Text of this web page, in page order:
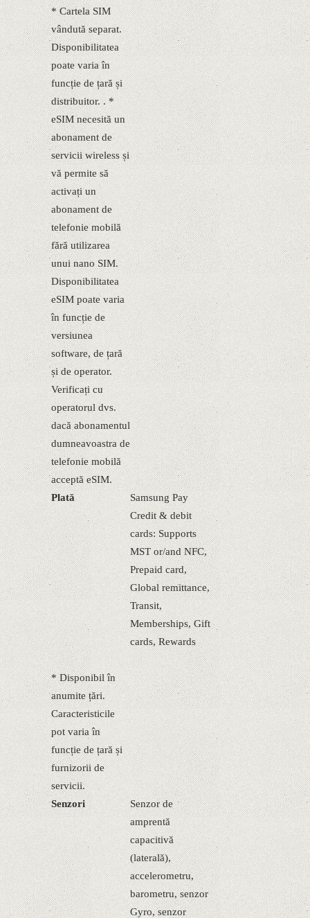
* Cartela SIM
vândută separat.
Disponibilitatea
poate varia în
funcție de țară și
distribuitor. . *
eSIM necesită un
abonament de
servicii wireless și
vă permite să
activați un
abonament de
telefonie mobilă
fără utilizarea
unui nano SIM.
Disponibilitatea
eSIM poate varia
în funcție de
versiunea
software, de țară
și de operator.
Verificați cu
operatorul dvs.
dacă abonamentul
dumneavoastra de
telefonie mobilă
acceptă eSIM.
Plată
Samsung Pay
Credit & debit
cards: Supports
MST or/and NFC,
Prepaid card,
Global remittance,
Transit,
Memberships, Gift
cards, Rewards
* Disponibil în
anumite țări.
Caracteristicile
pot varia în
funcție de țară și
furnizorii de
servicii.
Senzori
Senzor de
amprentă
capacitivă
(laterală),
accelerometru,
barometru, senzor
Gyro, senzor